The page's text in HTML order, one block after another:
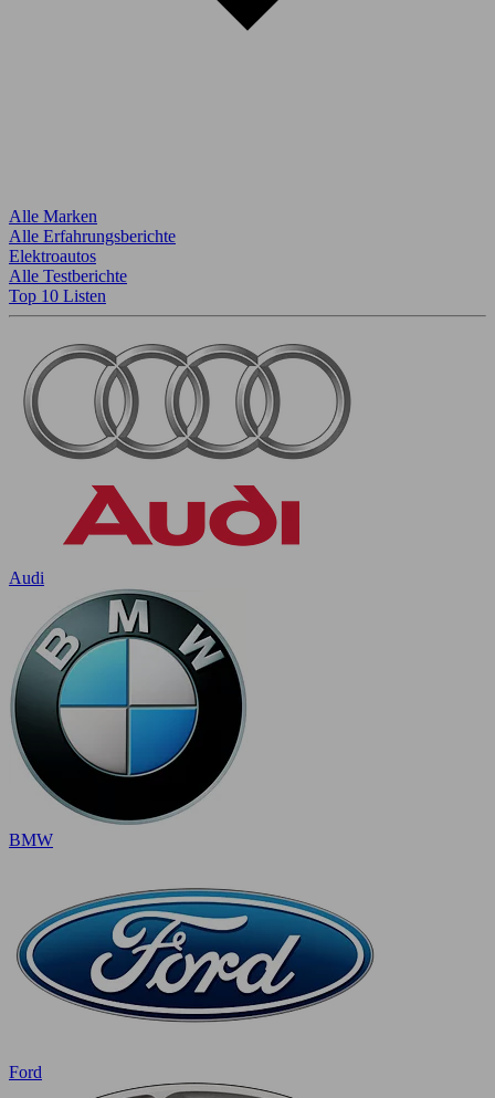
Alle Marken
Alle Erfahrungsberichte
Elektroautos
Alle Testberichte
Top 10 Listen
Audi
BMW
Ford